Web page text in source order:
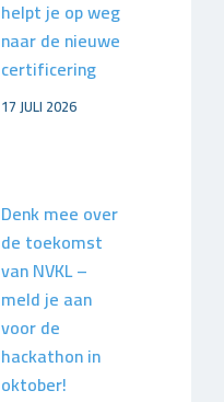
helpt je op weg
naar de nieuwe
certificering
17 JULI 2026
Denk mee over
de toekomst
van NVKL –
meld je aan
voor de
hackathon in
oktober!